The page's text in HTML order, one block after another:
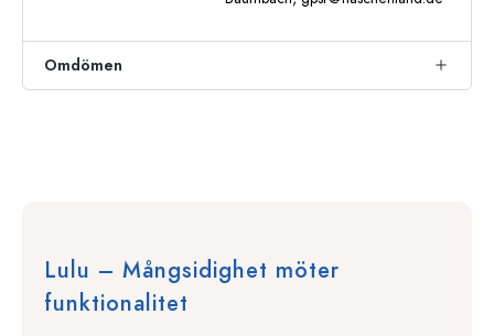
Omdömen
Lulu – Mångsidighet möter
funktionalitet